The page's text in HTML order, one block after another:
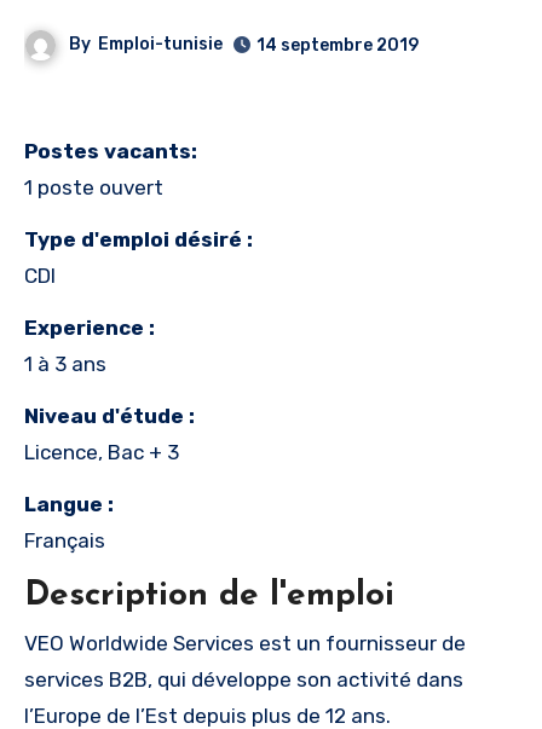
By Emploi-tunisie 14 septembre 2019
Postes vacants:
1 poste ouvert
Type d'emploi désiré :
CDI
Experience :
1 à 3 ans
Niveau d'étude :
Licence, Bac + 3
Langue :
Français
Description de l'emploi
VEO Worldwide Services est un fournisseur de
services B2B, qui développe son activité dans
l’Europe de l’Est depuis plus de 12 ans.